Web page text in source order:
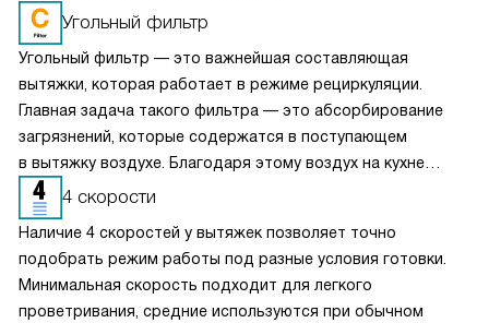
Угольный фильтр
Угольный фильтр — это важнейшая составляющая
вытяжки, которая работает в режиме рециркуляции.
Главная задача такого фильтра — это абсорбирование
загрязнений, которые содержатся в поступающем
в вытяжку воздухе. Благодаря этому воздух на кухне
очищается более качественно. Угольные фильтры
необходимо часто заменять — примерно раз в три-
четыре месяца.
4 скорости
Наличие 4 скоростей у вытяжек позволяет точно
подобрать режим работы под разные условия готовки.
Минимальная скорость подходит для легкого
проветривания, средние используются при обычном